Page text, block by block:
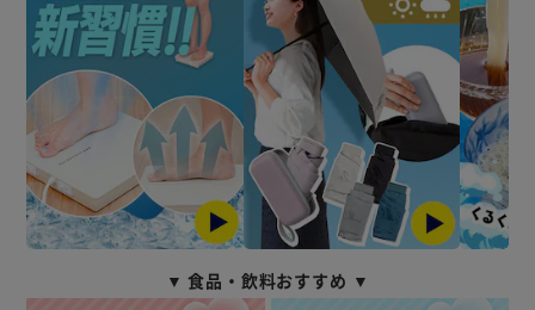
▼ 食品・飲料おすすめ ▼